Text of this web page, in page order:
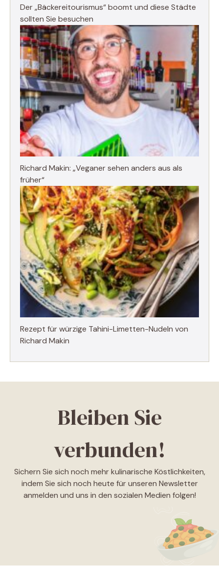
Der „Bäckereitourismus“ boomt und diese Städte
sollten Sie besuchen
Richard Makin: „Veganer sehen anders aus als
früher“
Rezept für würzige Tahini-Limetten-Nudeln von
Richard Makin
Bleiben Sie
verbunden!
Sichern Sie sich noch mehr kulinarische Köstlichkeiten,
indem Sie sich noch heute für unseren Newsletter
anmelden und uns in den sozialen Medien folgen!